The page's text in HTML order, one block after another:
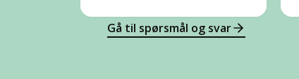
Gå til spørsmål og svar